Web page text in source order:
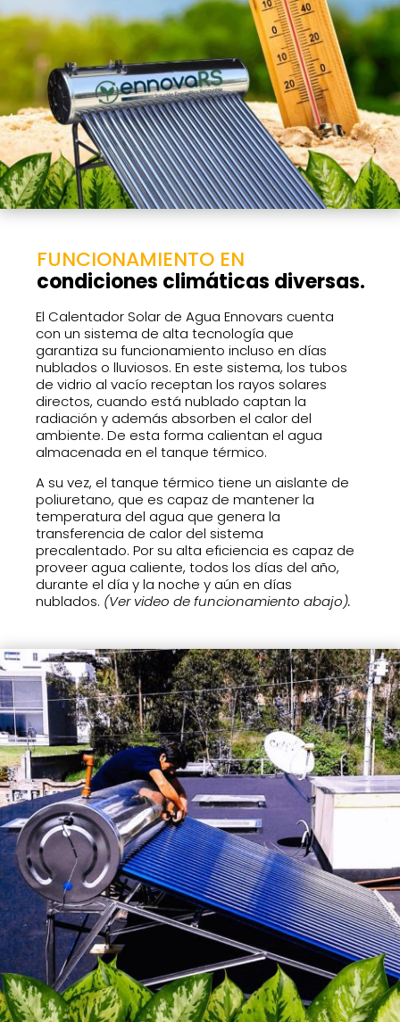
FUNCIONAMIENTO EN
condiciones climáticas diversas.
El Calentador Solar de Agua Ennovars cuenta
con un sistema de alta tecnología que
garantiza su funcionamiento incluso en días
nublados o lluviosos. En este sistema, los tubos
de vidrio al vacío receptan los rayos solares
directos, cuando está nublado captan la
radiación y además absorben el calor del
ambiente. De esta forma calientan el agua
almacenada en el tanque térmico.
A su vez, el tanque térmico tiene un aislante de
poliuretano, que es capaz de mantener la
temperatura del agua que genera la
transferencia de calor del sistema
precalentado. Por su alta eficiencia es capaz de
proveer agua caliente, todos los días del año,
durante el día y la noche y aún en días
nublados. (Ver video de funcionamiento abajo).